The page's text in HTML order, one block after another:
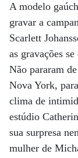
A modelo
gravar a
Scarlett
as gravações
Não pararam
Nova York,
clima de
estúdio
sua surpresa
mulher de